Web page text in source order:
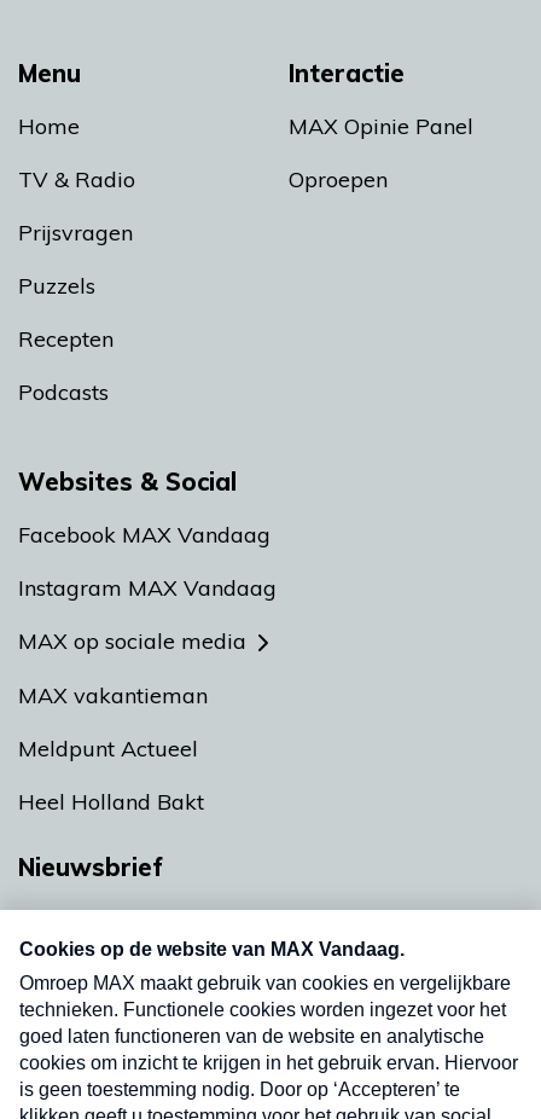
Menu
Home
TV & Radio
Prijsvragen
Puzzels
Recepten
Podcasts
Interactie
MAX Opinie Panel
Oproepen
Websites & Social
Facebook MAX Vandaag
Instagram MAX Vandaag
MAX op sociale media
MAX vakantieman
Meldpunt Actueel
Heel Holland Bakt
Nieuwsbrief
nieuwsbrief. Elke vrijdag- en dinsdagochtend in
uw mailbox.
Verzend